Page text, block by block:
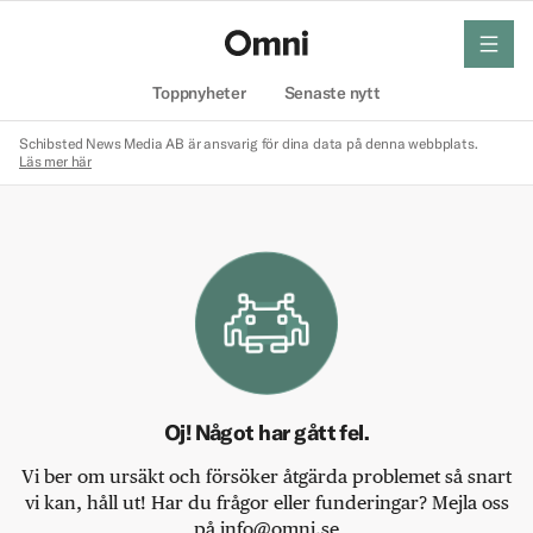
Toppnyheter Senaste nytt
meny
Schibsted News Media AB är ansvarig för dina data på denna webbplats.
Läs mer här
Oj! Något har gått fel.
Vi ber om ursäkt och försöker åtgärda problemet så snart
vi kan, håll ut! Har du frågor eller funderingar? Mejla oss